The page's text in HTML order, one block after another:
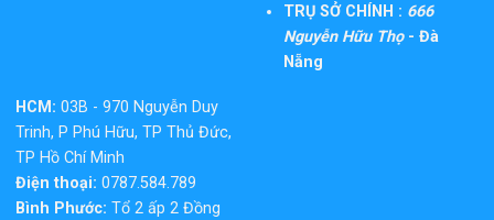
TRỤ SỞ CHÍNH : 666
Nguyễn Hữu Thọ- Đà
Nẵng
HCM: 03B - 970 Nguyễn Duy
Trinh, P Phú Hữu, TP Thủ Đức,
TP Hồ Chí Minh
Điện thoại: 0787.584.789
Bình Phước: Tổ 2 ấp 2 Đồng